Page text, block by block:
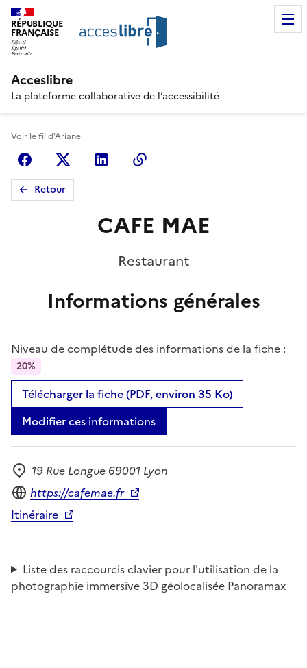
RÉPUBLIQUE
FRANÇAISE
Acceslibre
La plateforme collaborative de l’accessibilité
Voir le fil d'Ariane
FacebookX (anciennement Twitter)
Linkedin
Retour
CAFE MAE
Restaurant
Informations générales
Niveau de complétude des informations de la fiche :
20%
Télécharger la fiche (PDF, environ 35 Ko)
Modifier ces informations
Adresse
19 Rue Longue 69001 Lyon
Site internet
https://cafemae.fr
Itinéraire
Liste des raccourcis clavier pour l'utilisation de la
photographie immersive 3D géolocalisée Panoramax